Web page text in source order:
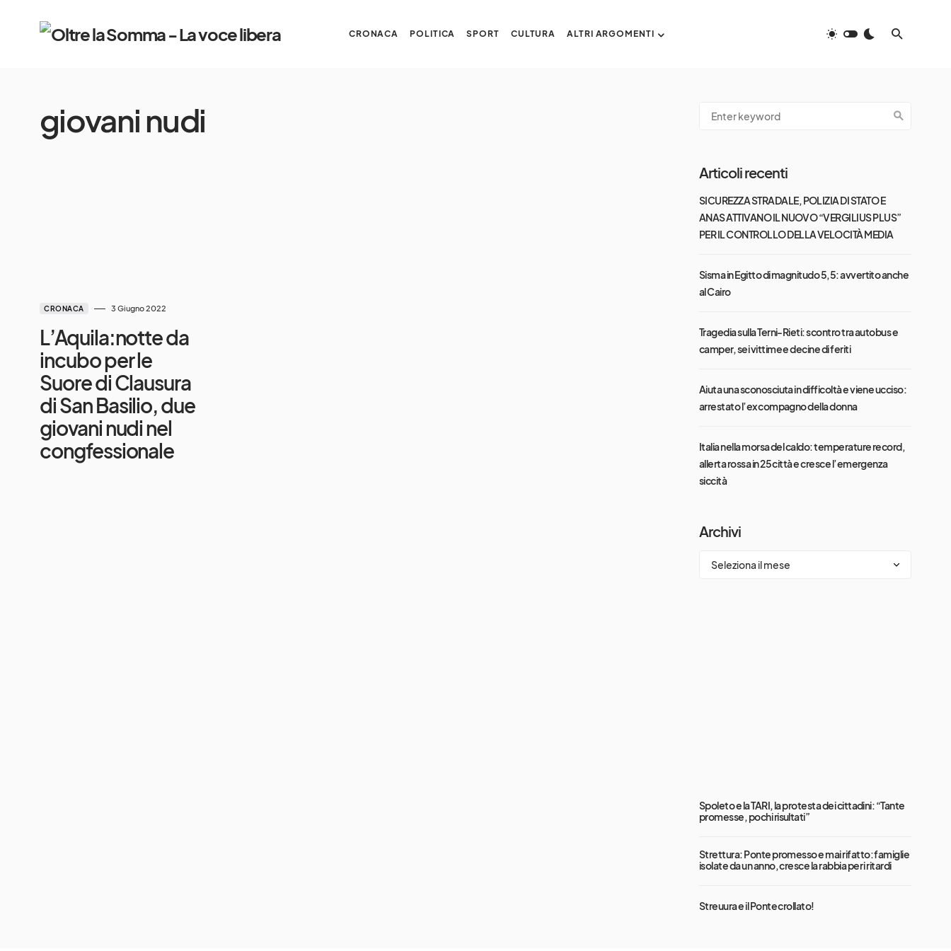
CRONACA POLITICA SPORT CULTURA ALTRI ARGOMENTI
giovani nudi
CRONACA 3 Giugno 2022
L’Aquila:notte da
incubo per le
Suore di Clausura
di San Basilio, due
giovani nudi nel
congfessionale
Articoli recenti
SICUREZZA STRADALE, POLIZIA DI STATO E
ANAS ATTIVANO IL NUOVO “VERGILIUS PLUS”
PER IL CONTROLLO DELLA VELOCITÀ MEDIA
Sisma in Egitto di magnitudo 5,5: avvertito anche
al Cairo
Tragedia sulla Terni-Rieti: scontro tra autobus e
camper, sei vittime e decine di feriti
Aiuta una sconosciuta in difficoltà e viene ucciso:
arrestato l’ex compagno della donna
Italia nella morsa del caldo: temperature record,
allerta rossa in 25 città e cresce l’emergenza
siccità
Archivi
Spoleto e la TARI, la protesta dei cittadini: “Tante
promesse, pochi risultati”
Strettura: Ponte promesso e mai rifatto: famiglie
isolate da un anno, cresce la rabbia per i ritardi
Streuura e il Ponte crollato!